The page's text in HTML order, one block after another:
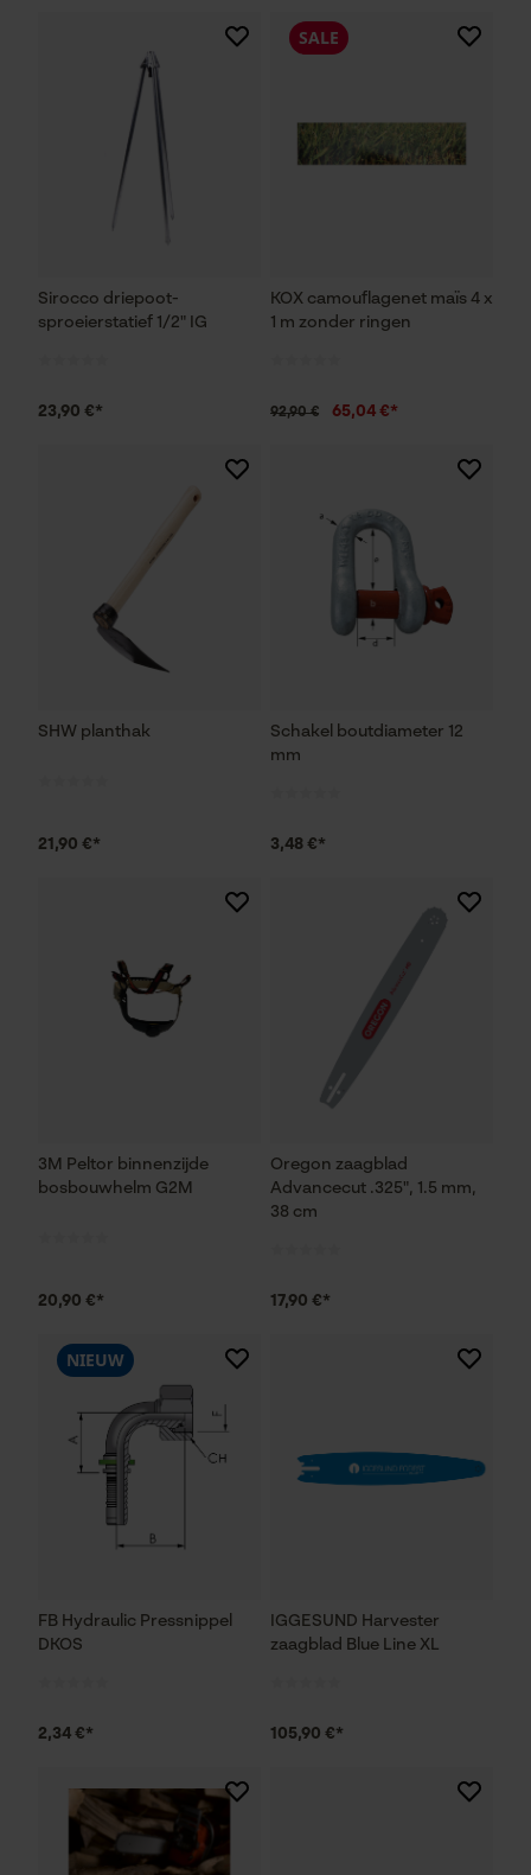
Sirocco driepoot-
sproeierstatief 1/2" IG
23,90 €*
KOX camouflagenet maïs 4 x
1 m zonder ringen
SALE
92,90 € 65,04 €*
SHW planthak
21,90 €*
Schakel boutdiameter 12
mm
3,48 €*
3M Peltor binnenzijde
bosbouwhelm G2M
20,90 €*
Oregon zaagblad
Advancecut .325", 1.5 mm,
38 cm
17,90 €*
FB Hydraulic Pressnippel
DKOS
NIEUW
2,34 €*
IGGESUND Harvester
zaagblad Blue Line XL
105,90 €*